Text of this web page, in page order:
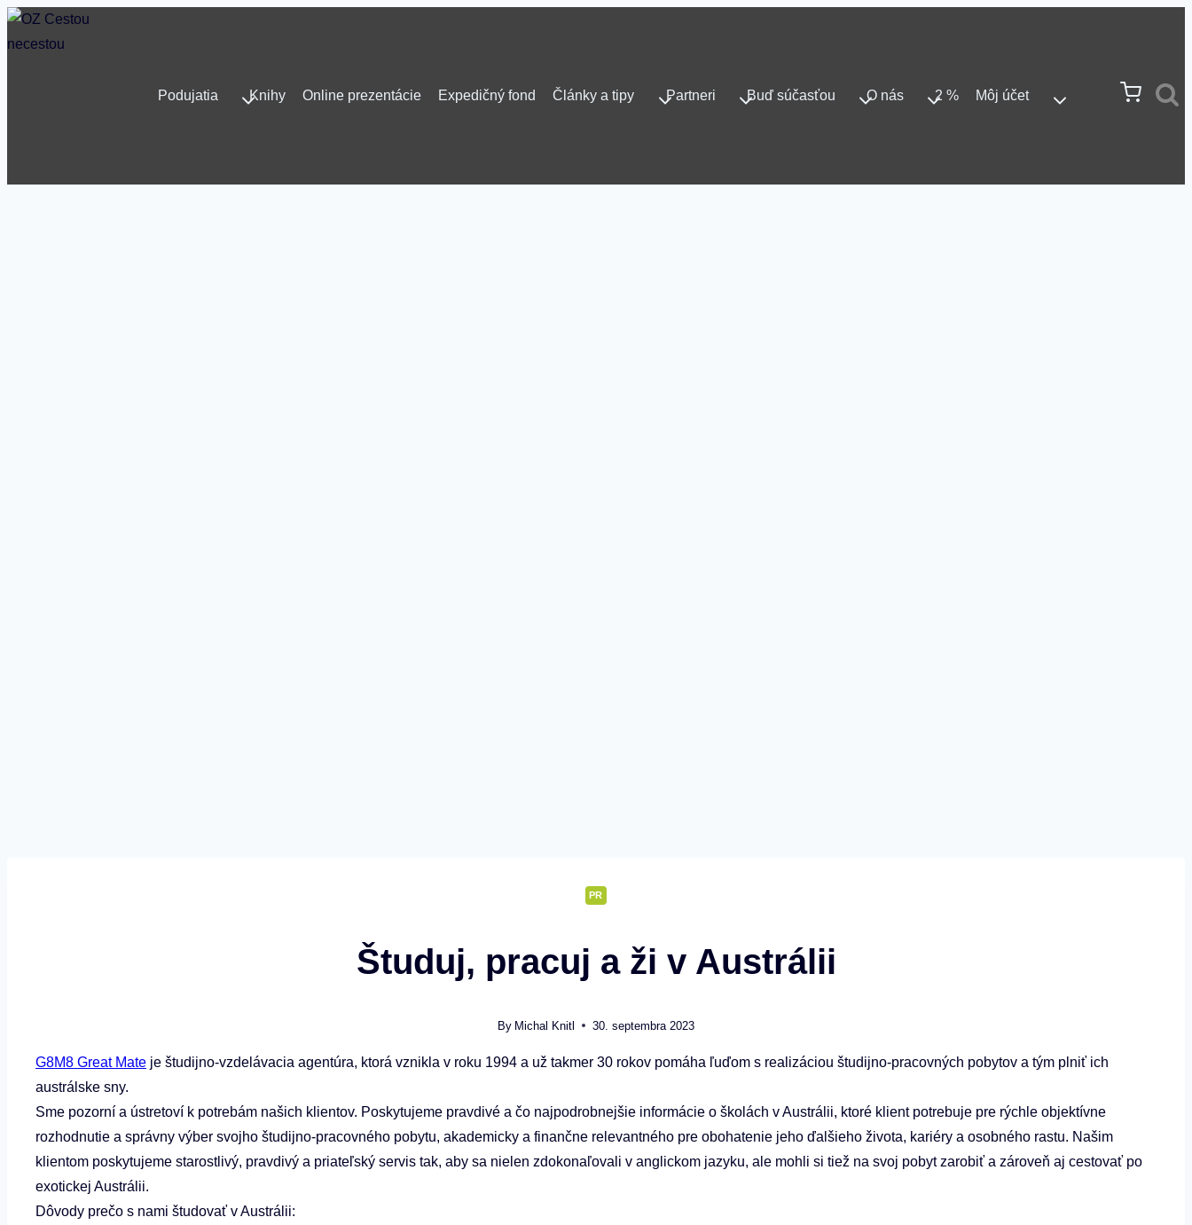
Skip
to
Podujatia
Knihy Online prezentácie Expedičný fond Články a tipy Partneri Buď súčasťou O nás 2 % Môj účet
PR
Študuj, pracuj a ži v Austrálii
By Michal Knitl 30. septembra 2023
G8M8 Great Mate je študijno-vzdelávacia agentúra, ktorá vznikla v roku 1994 a už takmer 30 rokov pomáha ľuďom s realizáciou študijno-pracovných pobytov a tým plniť ich
austrálske sny.
Sme pozorní a ústretoví k potrebám našich klientov. Poskytujeme pravdivé a čo najpodrobnejšie informácie o školách v Austrálii, ktoré klient potrebuje pre rýchle objektívne
rozhodnutie a správny výber svojho študijno-pracovného pobytu, akademicky a finančne relevantného pre obohatenie jeho ďalšieho života, kariéry a osobného rastu. Našim
klientom poskytujeme starostlivý, pravdivý a priateľský servis tak, aby sa nielen zdokonaľovali v anglickom jazyku, ale mohli si tiež na svoj pobyt zarobiť a zároveň aj cestovať po
exotickej Austrálii.
Dôvody prečo s nami študovať v Austrálii: